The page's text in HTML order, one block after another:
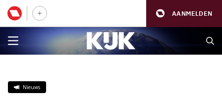
AANMELDEN
Nieuws